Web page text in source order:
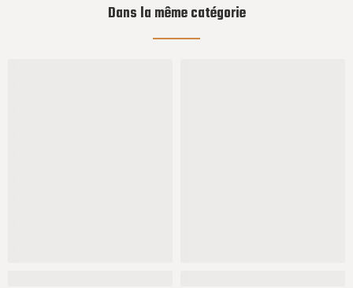
Dans la même catégorie